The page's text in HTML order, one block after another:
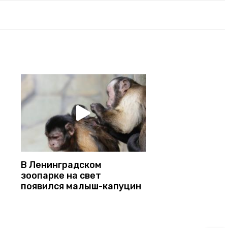
В Ленинградском
зоопарке на свет
появился малыш-капуцин